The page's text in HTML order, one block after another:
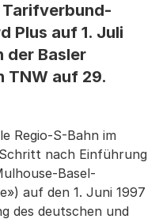
Plus auf 1. Juli
der Basler
TNW auf 29.
Regio-S-Bahn im
nach Einführung
Basel-
auf den 1. Juni 1997
des deutschen und